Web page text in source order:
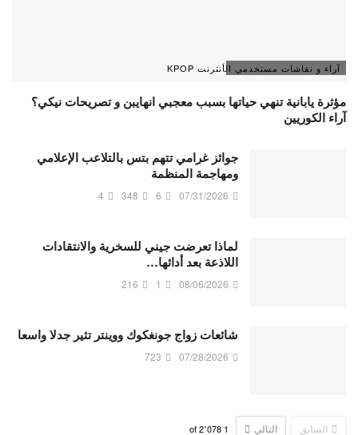
آراء و نقاشات مستخدمي الأنترنت KPOP
مؤثرة يابانية تنهي حياتها بسبب معجبي انهايبن و تصريحات نيكي؟
آراء الكوريين
جوائز غرامي تتهم بتس بالتلاعب الإعلامي
ومهاجمة المنظمة
07/31/2026
6
348
4
لماذا تعرضت جيني للسخرية والانتقادات
اللاذعة بعد أدائها…
08/06/2026
1
216
شائعات زواج جونغكوك ووينتر تثير جدلا واسعا
07/28/2026
723
السابق التالي 1 2٬078